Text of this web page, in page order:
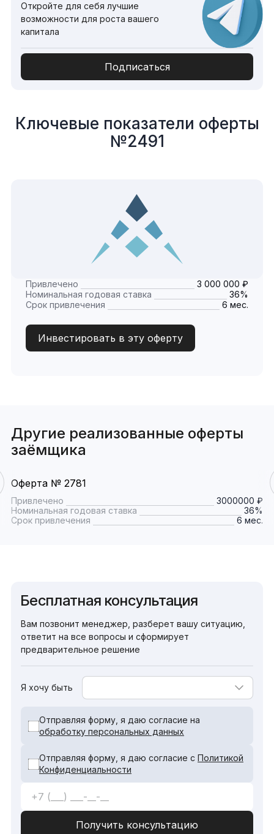
Откройте для себя лучшие
возможности для роста вашего
капитала
Подписаться
Ключевые показатели оферты
№2491
Привлечено
3 000 000 ₽
Номинальная годовая ставка
36%
Срок привлечения
6 мес.
Инвестировать в эту оферту
Другие реализованные оферты
заёмщика
Оферта № 2781
Привлечено
3000000 ₽
Номинальная годовая ставка
36%
Срок привлечения
6 мес.
Бесплатная консультация
Вам позвонит менеджер, разберет вашу ситуацию,
ответит на все вопросы и сформирует
предварительное решение
Я хочу быть
Отправляя форму, я даю согласие на
обработку персональных данных
Отправляя форму, я даю согласие с Политикой
Конфиденциальности